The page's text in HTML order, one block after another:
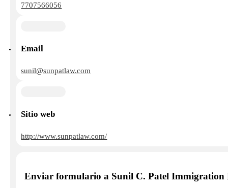
7707566056
Email
sunil@sunpatlaw.com
Sitio web
http://www.sunpatlaw.com/
Enviar formulario a Sunil C. Patel